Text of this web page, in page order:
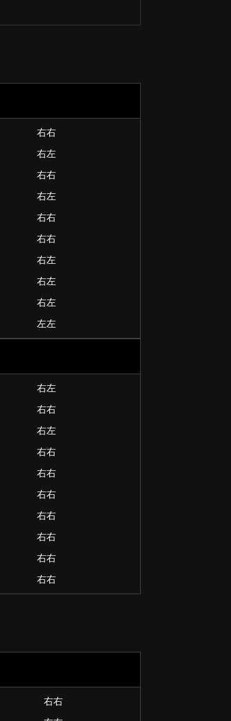
右右
右左
右右
右左
右右
右右
右左
右左
右左
左左
右左
右右
右左
右右
右右
右右
右右
右右
右右
右右
右右